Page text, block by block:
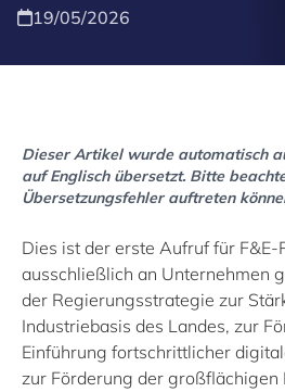
19/05/2026
Dieser Artikel wurde automatisch
auf Englisch übersetzt. Bitte
Übersetzungsfehler auftreten
Dies ist der erste Aufruf für F&E-
ausschließlich an Unternehmen
der Regierungsstrategie zur
Industriebasis des Landes, zur
Einführung fortschrittlicher
zur Förderung der großflächigen